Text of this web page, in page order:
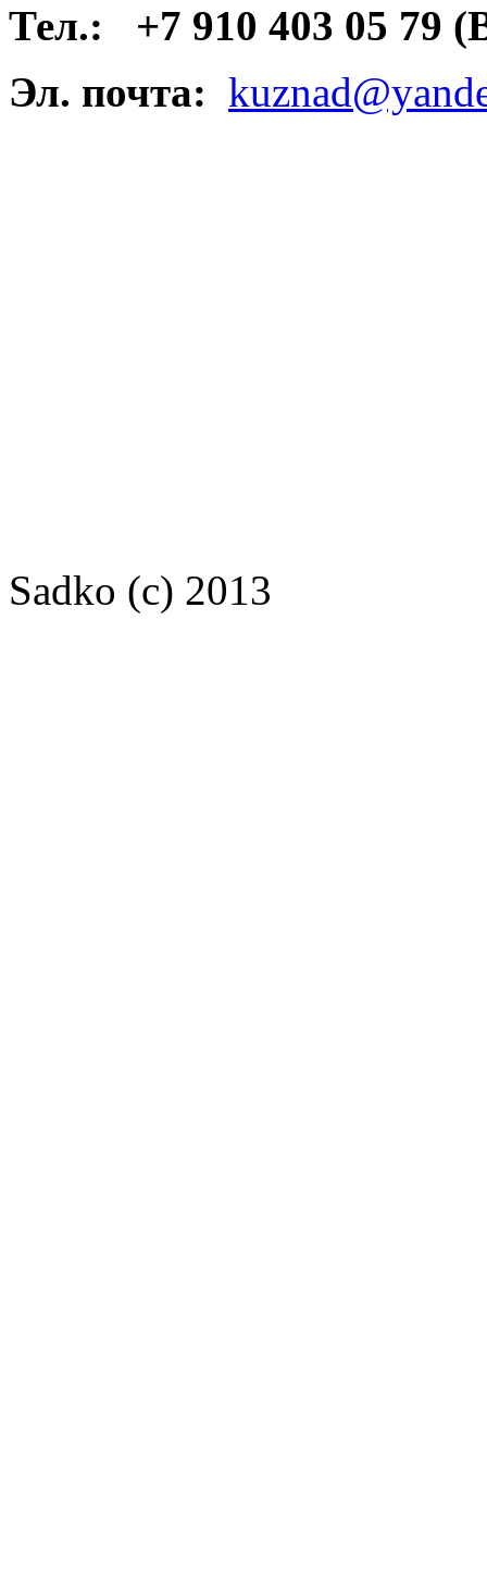
Тел.:
+7 910 403 05 79
Эл. почта:
Sadko (c) 2013